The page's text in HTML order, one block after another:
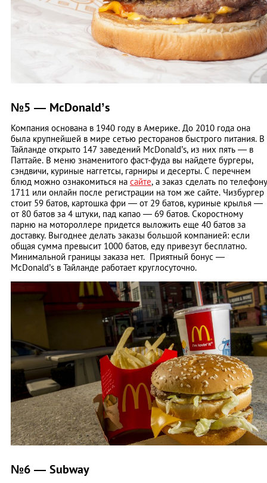
№5 — McDonald’s
Компания основана в 1940 году в Америке. До 2010 года она
была крупнейшей в мире сетью ресторанов быстрого питания. В
Тайланде открыто 147 заведений McDonald’s, из них пять — в
Паттайе. В меню знаменитого фаст-фуда вы найдете бургеры,
сэндвичи, куриные наггетсы, гарниры и десерты. С перечнем
блюд можно ознакомиться на сайте, а заказ сделать по телефону
1711 или онлайн после регистрации на том же сайте. Чизбургер
стоит 59 батов, картошка фри — от 29 батов, куриные крылья —
от 80 батов за 4 штуки, пад капао — 69 батов. Скоростному
парню на мотороллере придется выложить еще 40 батов за
доставку. Выгоднее делать заказы большой компанией: если
общая сумма превысит 1000 батов, еду привезут бесплатно.
Минимальной границы заказа нет. Приятный бонус —
McDonald’s в Тайланде работает круглосуточно.
№6 — Subway